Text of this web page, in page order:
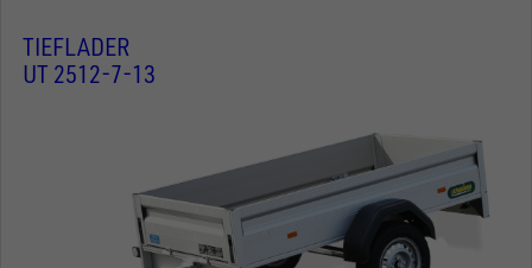
TIEFLADER
UT 2512-7-13